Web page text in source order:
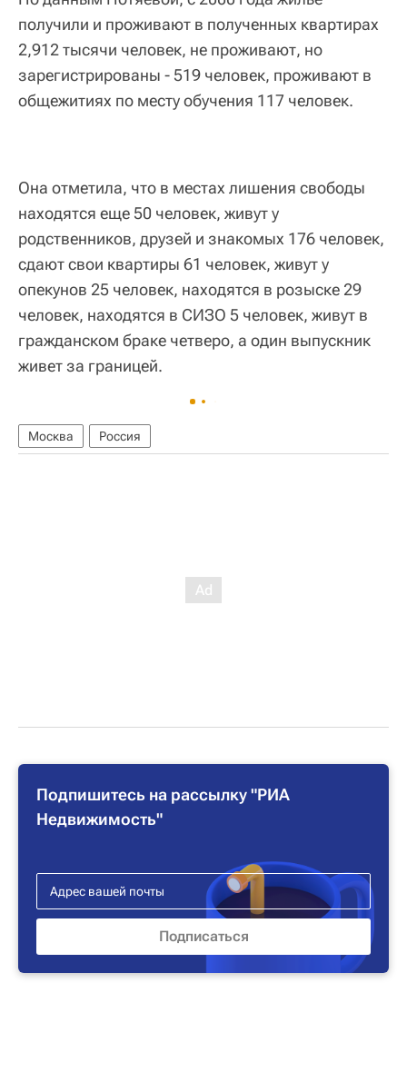
получили и проживают в полученных квартирах
2,912 тысячи человек, не проживают, но
зарегистрированы - 519 человек, проживают в
общежитиях по месту обучения 117 человек.
Она отметила, что в местах лишения свободы
находятся еще 50 человек, живут у
родственников, друзей и знакомых 176 человек,
сдают свои квартиры 61 человек, живут у
опекунов 25 человек, находятся в розыске 29
человек, находятся в СИЗО 5 человек, живут в
гражданском браке четверо, а один выпускник
живет за границей.
Москва Россия
Подпишитесь на рассылку "РИА
Недвижимость"